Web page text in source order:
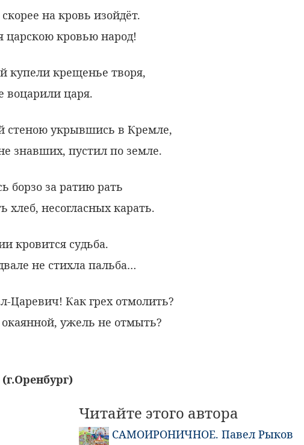
на кровь изойдёт.
царскою кровью народ!
купели крещенье творя,
воцарили царя.
стеною укрывшись в Кремле,
знавших, пустил по земле.
борзо за ратию рать
хлеб, несогласных карать.
кровится судьба.
не стихла пальба…
Царевич! Как грех отмолить?
ужель не отмыть?
Читайте этого автора
САМОИРОНИЧНОЕ. Павел Рыков